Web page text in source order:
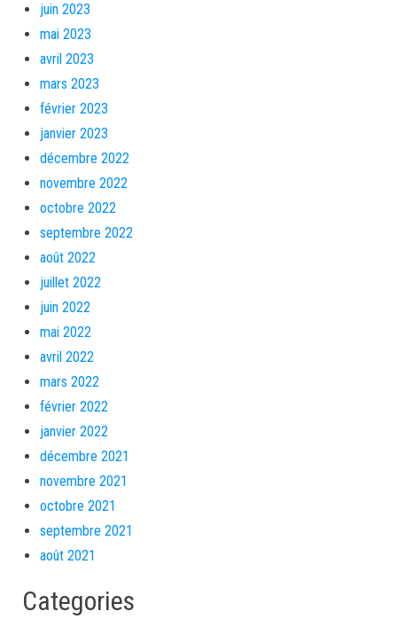
juin 2023
mai 2023
avril 2023
mars 2023
février 2023
janvier 2023
décembre 2022
novembre 2022
octobre 2022
septembre 2022
août 2022
juillet 2022
juin 2022
mai 2022
avril 2022
mars 2022
février 2022
janvier 2022
décembre 2021
novembre 2021
octobre 2021
septembre 2021
août 2021
Categories